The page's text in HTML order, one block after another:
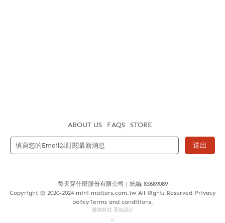
ABOUT US FAQS STORE
送出
每天穿什麼股份有限公司 | 統編 83689089
Copyright © 2020-2024 mini matters.com.tw All Rights Reserved Privacy
policyTerms and conditions.
康德科技 系統設計
22